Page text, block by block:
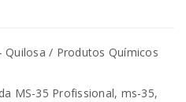
Quilosa / Produtos Químicos
MS-35 Profissional, ms-35,